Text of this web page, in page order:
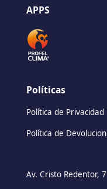
APPS
Políticas
Política de Privacidad
Política de
Av. Cristo Redentor,